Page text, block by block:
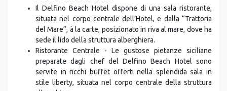
Il Delfino Beach Hotel dispone di una sala ristorante,
situata nel corpo centrale dell’Hotel, e dalla “Trattoria
del Mare”, à la carte, posizionato in riva al mare, dove ha
sede il lido della struttura alberghiera.
Ristorante Centrale - Le gustose pietanze siciliane
preparate dagli chef del Delfino Beach Hotel sono
servite in ricchi buffet offerti nella splendida sala in
stile liberty, situata nel corpo centrale della struttura